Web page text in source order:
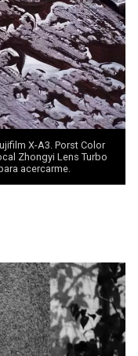
X-A3. Porst Color
Zhongyi Lens Turbo
acercarme.